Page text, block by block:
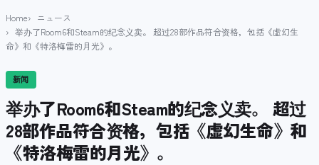
Home
ニュース
举办了Room6和Steam的纪念义卖。 超过28部作品符合资格，包括《虚幻生
命》和《特洛梅雷的月光》。
新闻
举办了Room6和Steam的纪念义卖。 超过
28部作品符合资格，包括《虚幻生命》和
《特洛梅雷的月光》。